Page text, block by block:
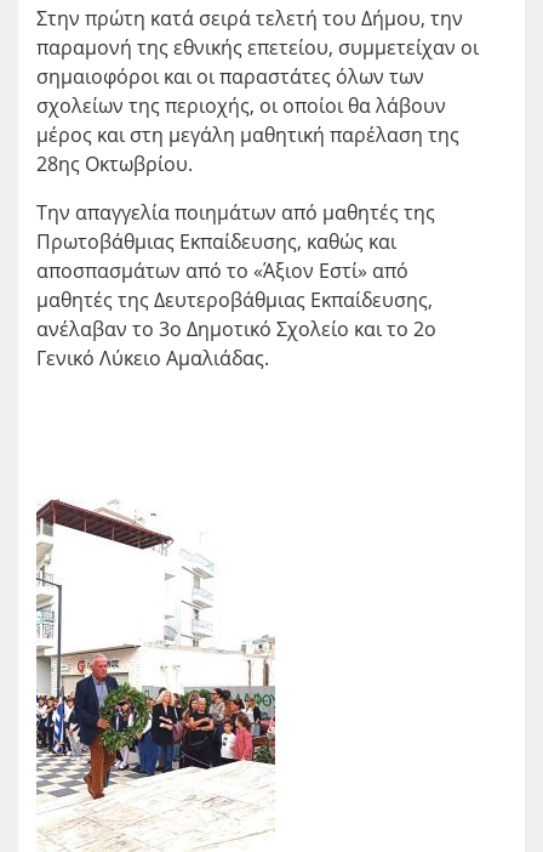
Στην πρώτη κατά σειρά τελετή του Δήμου, την
παραμονή της εθνικής επετείου, συμμετείχαν οι
σημαιοφόροι και οι παραστάτες όλων των
σχολείων της περιοχής, οι οποίοι θα λάβουν
μέρος και στη μεγάλη μαθητική παρέλαση της
28ης Οκτωβρίου.
Την απαγγελία ποιημάτων από μαθητές της
Πρωτοβάθμιας Εκπαίδευσης, καθώς και
αποσπασμάτων από το «Άξιον Εστί» από
μαθητές της Δευτεροβάθμιας Εκπαίδευσης,
ανέλαβαν το 3ο Δημοτικό Σχολείο και το 2ο
Γενικό Λύκειο Αμαλιάδας.